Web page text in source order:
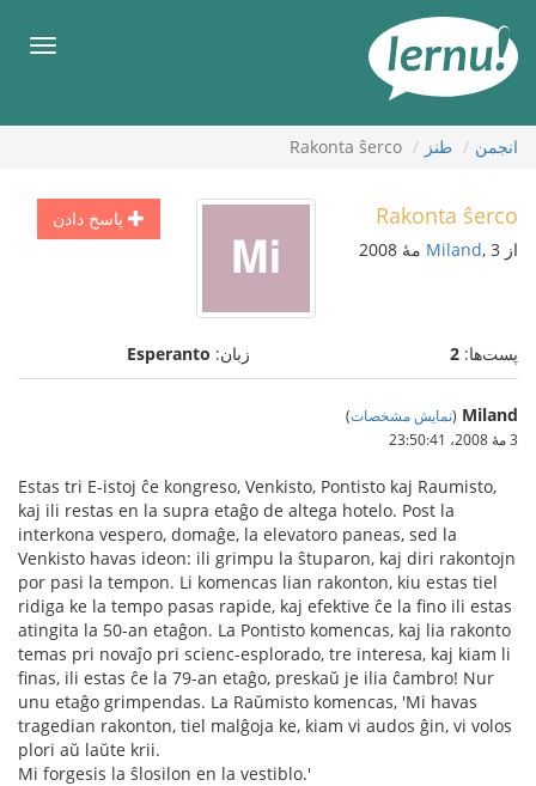
محتوا
انجمن طنز Rakonta ŝerco
پاسخ دادن Rakonta ŝerco
از Miland, 3 مهٔ 2008
پست‌ها: 2 زبان: Esperanto
Miland
(نمایش مشخصات)
3 مهٔ 2008،‏ 23:50:41
Estas tri E-istoj ĉe kongreso, Venkisto, Pontisto kaj Raumisto,
kaj ili restas en la supra etaĝo de altega hotelo. Post la
interkona vespero, domaĝe, la elevatoro paneas, sed la
Venkisto havas ideon: ili grimpu la ŝtuparon, kaj diri rakontojn
por pasi la tempon. Li komencas lian rakonton, kiu estas tiel
ridiga ke la tempo pasas rapide, kaj efektive ĉe la fino ili estas
atingita la 50-an etaĝon. La Pontisto komencas, kaj lia rakonto
temas pri novaĵo pri scienc-esplorado, tre interesa, kaj kiam li
finas, ili estas ĉe la 79-an etaĝo, preskaŭ je ilia ĉambro! Nur
unu etaĝo grimpendas. La Raŭmisto komencas, 'Mi havas
tragedian rakonton, tiel malĝoja ke, kiam vi audos ĝin, vi volos
plori aŭ laŭte krii.
Mi forgesis la ŝlosilon en la vestiblo.'